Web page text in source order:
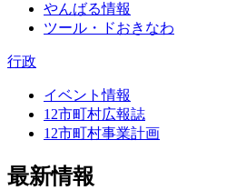
やんばる情報
ツール・ドおきなわ
行政
イベント情報
12市町村広報誌
12市町村事業計画
最新情報